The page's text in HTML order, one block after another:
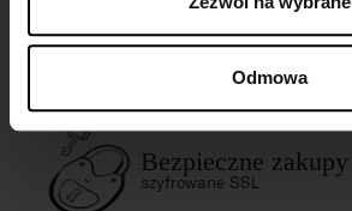
Odmowa
Darmowa dostawa
dla zamówień od 149 zł
Bezpieczne zakupy
szyfrowane SSL